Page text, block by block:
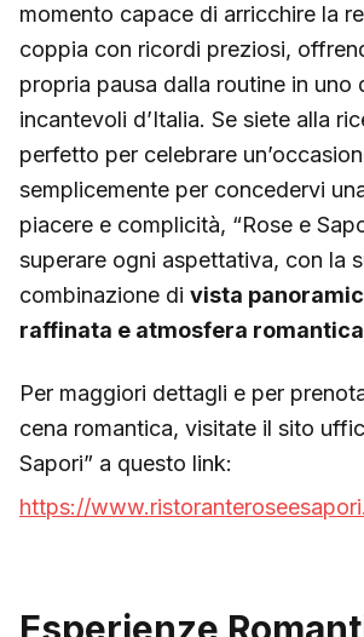
momento capace di arricchire la
coppia con ricordi preziosi,
propria pausa dalla routine in uno
incantevoli d’Italia. Se siete alla
perfetto per celebrare
semplicemente per concedervi
piacere e complicità, “Rose e
superare ogni aspettativa, con la
combinazione di vista
raffinata e atmosfera romantica
Per maggiori dettagli e per
cena romantica, visitate il sito
Sapori” a questo link:
https://
Esperienze